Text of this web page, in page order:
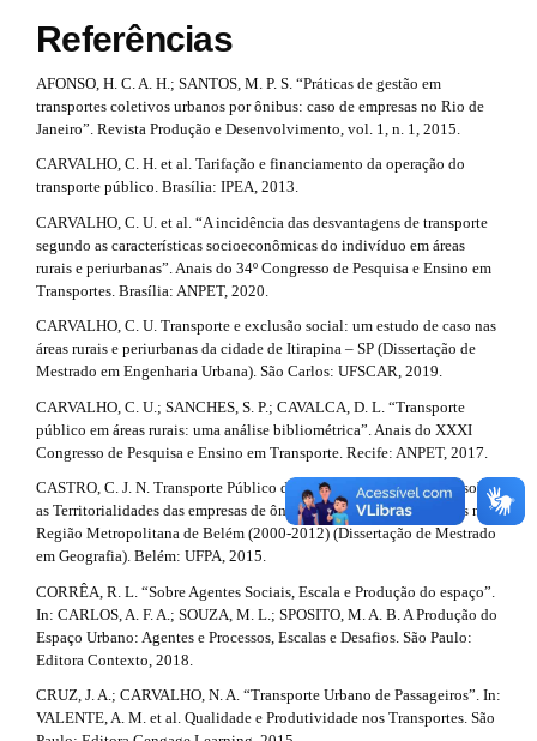
e
.
b
o
o
t
r
a
p
c
e
s
i
b
l
e
_
m
e
n
.
s
a
i
n
#
#
s
t
r
a
p
3
.
a
r
t
i
c
l
e
.
d
e
t
a
Referências
AFONSO, H. C. A. H.; SANTOS, M. P. S. “Práticas de gestão em
transportes coletivos urbanos por ônibus: caso de empresas no Rio de
Janeiro”. Revista Produção e Desenvolvimento, vol. 1, n. 1, 2015.
CARVALHO, C. H. et al. Tarifação e financiamento da operação do
transporte público. Brasília: IPEA, 2013.
CARVALHO, C. U. et al. “A incidência das desvantagens de transporte
segundo as características socioeconômicas do indivíduo em áreas
rurais e periurbanas”. Anais do 34º Congresso de Pesquisa e Ensino em
Transportes. Brasília: ANPET, 2020.
CARVALHO, C. U. Transporte e exclusão social: um estudo de caso nas
áreas rurais e periurbanas da cidade de Itirapina – SP (Dissertação de
Mestrado em Engenharia Urbana). São Carlos: UFSCAR, 2019.
CARVALHO, C. U.; SANCHES, S. P.; CAVALCA, D. L. “Transporte
público em áreas rurais: uma análise bibliométrica”. Anais do XXXI
Congresso de Pesquisa e Ensino em Transporte. Recife: ANPET, 2017.
CASTRO, C. J. N. Transporte Público de Passageiros: uma análise sobre
as Territorialidades das empresas de ônibus urbano regulamentadas na
Região Metropolitana de Belém (2000-2012) (Dissertação de Mestrado
em Geografia). Belém: UFPA, 2015.
CORRÊA, R. L. “Sobre Agentes Sociais, Escala e Produção do espaço”.
In: CARLOS, A. F. A.; SOUZA, M. L.; SPOSITO, M. A. B. A Produção do
Espaço Urbano: Agentes e Processos, Escalas e Desafios. São Paulo:
Editora Contexto, 2018.
CRUZ, J. A.; CARVALHO, N. A. “Transporte Urbano de Passageiros”. In:
VALENTE, A. M. et al. Qualidade e Produtividade nos Transportes. São